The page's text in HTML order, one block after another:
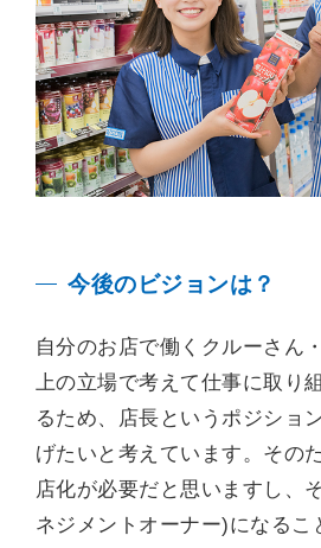
今後のビジョンは？
自分のお店で働くクルーさん
上の立場で考えて仕事に取り
るため、店長というポジショ
げたいと考えています。その
店化が必要だと思いますし、
ネジメントオーナー)になるこ